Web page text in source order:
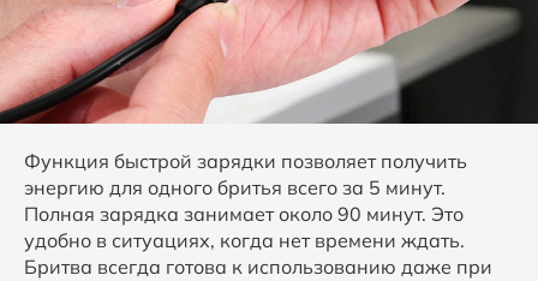
Функция быстрой зарядки позволяет получить
энергию для одного бритья всего за 5 минут.
Полная зарядка занимает около 90 минут. Это
удобно в ситуациях, когда нет времени ждать.
Бритва всегда готова к использованию даже при